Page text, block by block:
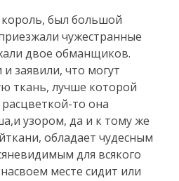
был большой
чужестранные
двое обманщиков.
заявили, что могут
ткань, лучше которой
то она
узором, да и к тому же
обладает чудесным
для всякого
месте сидит или